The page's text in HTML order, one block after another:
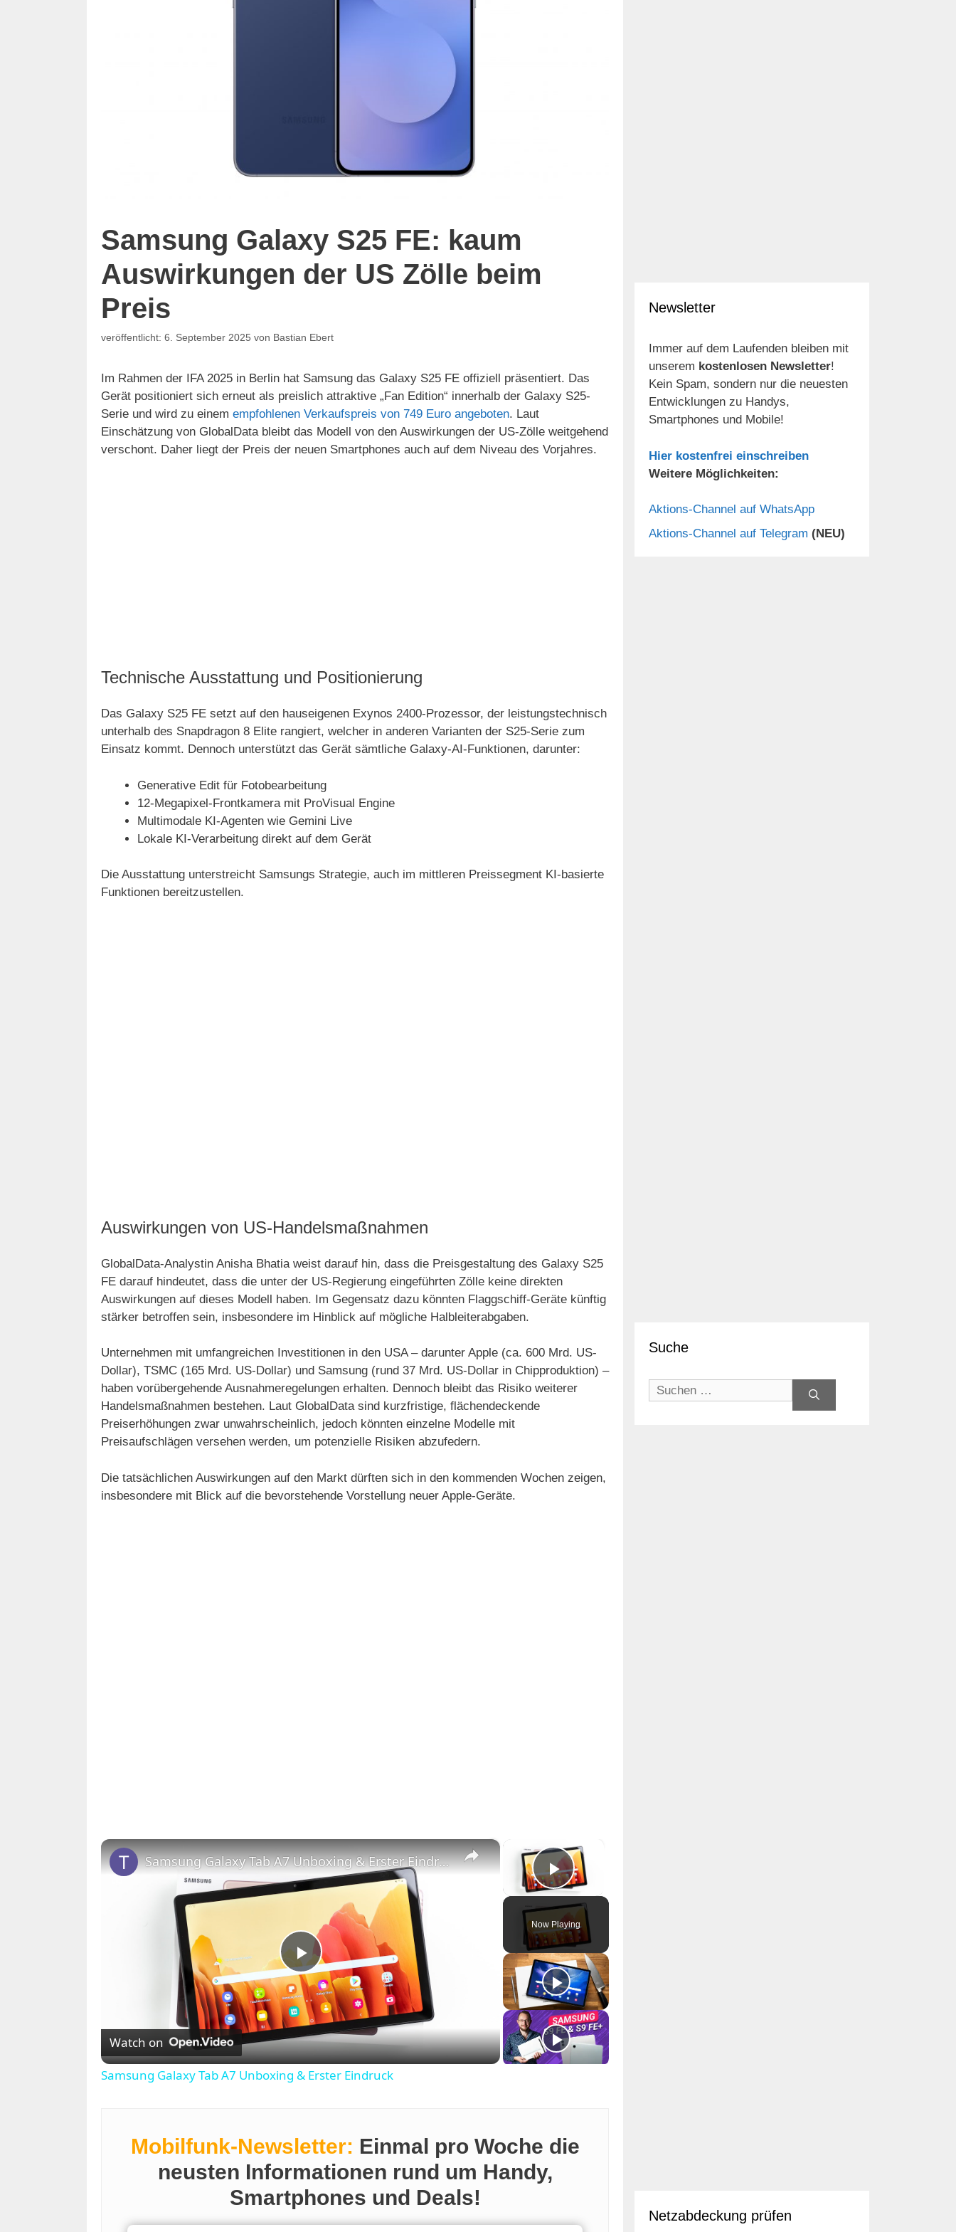
Samsung Galaxy S25 FE: kaum
Auswirkungen der US Zölle beim
Preis
6. September 2025 von Bastian Ebert
Im Rahmen der IFA 2025 in Berlin hat Samsung das Galaxy S25 FE offiziell präsentiert. Das
Gerät positioniert sich erneut als preislich attraktive „Fan Edition“ innerhalb der Galaxy S25-
Serie und wird zu einem empfohlenen Verkaufspreis von 749 Euro angeboten. Laut
Einschätzung von GlobalData bleibt das Modell von den Auswirkungen der US-Zölle weitgehend
verschont. Daher liegt der Preis der neuen Smartphones auch auf dem Niveau des Vorjahres.
Technische Ausstattung und Positionierung
Das Galaxy S25 FE setzt auf den hauseigenen Exynos 2400-Prozessor, der leistungstechnisch
unterhalb des Snapdragon 8 Elite rangiert, welcher in anderen Varianten der S25-Serie zum
Einsatz kommt. Dennoch unterstützt das Gerät sämtliche Galaxy-AI-Funktionen, darunter:
Generative Edit für Fotobearbeitung
12-Megapixel-Frontkamera mit ProVisual Engine
Multimodale KI-Agenten wie Gemini Live
Lokale KI-Verarbeitung direkt auf dem Gerät
Die Ausstattung unterstreicht Samsungs Strategie, auch im mittleren Preissegment KI-basierte
Funktionen bereitzustellen.
Auswirkungen von US-Handelsmaßnahmen
GlobalData-Analystin Anisha Bhatia weist darauf hin, dass die Preisgestaltung des Galaxy S25
FE darauf hindeutet, dass die unter der US-Regierung eingeführten Zölle keine direkten
Auswirkungen auf dieses Modell haben. Im Gegensatz dazu könnten Flaggschiff-Geräte künftig
stärker betroffen sein, insbesondere im Hinblick auf mögliche Halbleiterabgaben.
Unternehmen mit umfangreichen Investitionen in den USA – darunter Apple (ca. 600 Mrd. US-
Dollar), TSMC (165 Mrd. US-Dollar) und Samsung (rund 37 Mrd. US-Dollar in Chipproduktion) –
haben vorübergehende Ausnahmeregelungen erhalten. Dennoch bleibt das Risiko weiterer
Handelsmaßnahmen bestehen. Laut GlobalData sind kurzfristige, flächendeckende
Preiserhöhungen zwar unwahrscheinlich, jedoch könnten einzelne Modelle mit
Preisaufschlägen versehen werden, um potenzielle Risiken abzufedern.
Die tatsächlichen Auswirkungen auf den Markt dürften sich in den kommenden Wochen zeigen,
insbesondere mit Blick auf die bevorstehende Vorstellung neuer Apple-Geräte.
Play Video
Now Playing
×
P
l
a
V
i
Samsung Galaxy Tab A7 Unboxing & Erster Eindruck
Watch on
Samsung Galaxy Tab A7 Unboxing & Erster Eindruck
Mobilfunk-Newsletter: Einmal pro Woche die
neusten Informationen rund um Handy,
Smartphones und Deals!
Newsletter
Immer auf dem Laufenden bleiben mit
unserem kostenlosen Newsletter!
Kein Spam, sondern nur die neuesten
Entwicklungen zu Handys,
Smartphones und Mobile!
Hier kostenfrei einschreiben
Weitere Möglichkeiten:
Aktions-Channel auf WhatsApp
Aktions-Channel auf Telegram (NEU)
Suche
Suchen
nach:
Netzabdeckung prüfen